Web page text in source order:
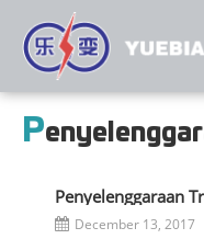
P
Penyelenggaraan
December 13, 2017